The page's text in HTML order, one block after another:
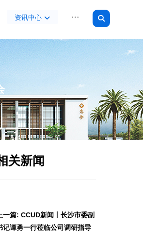
资讯中心
关新闻
上一篇: CCUD新闻丨长沙市委副
记谭勇一行莅临公司调研指导